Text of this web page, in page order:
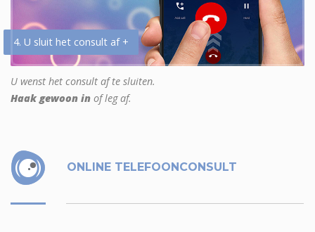
4. U sluit het consult af +
U wenst het consult af te sluiten.
Haak gewoon in of leg af.
ONLINE TELEFOONCONSULT